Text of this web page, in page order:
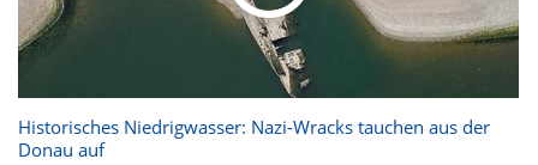
Historisches Niedrigwasser: Nazi-Wracks tauchen aus der
Donau auf